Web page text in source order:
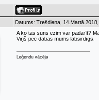
Datums: Trešdiena,
A ko tas suns ezim var padarīt?
Viņš pēc dabas mums labsirdīgs.
Leģendu vācēja